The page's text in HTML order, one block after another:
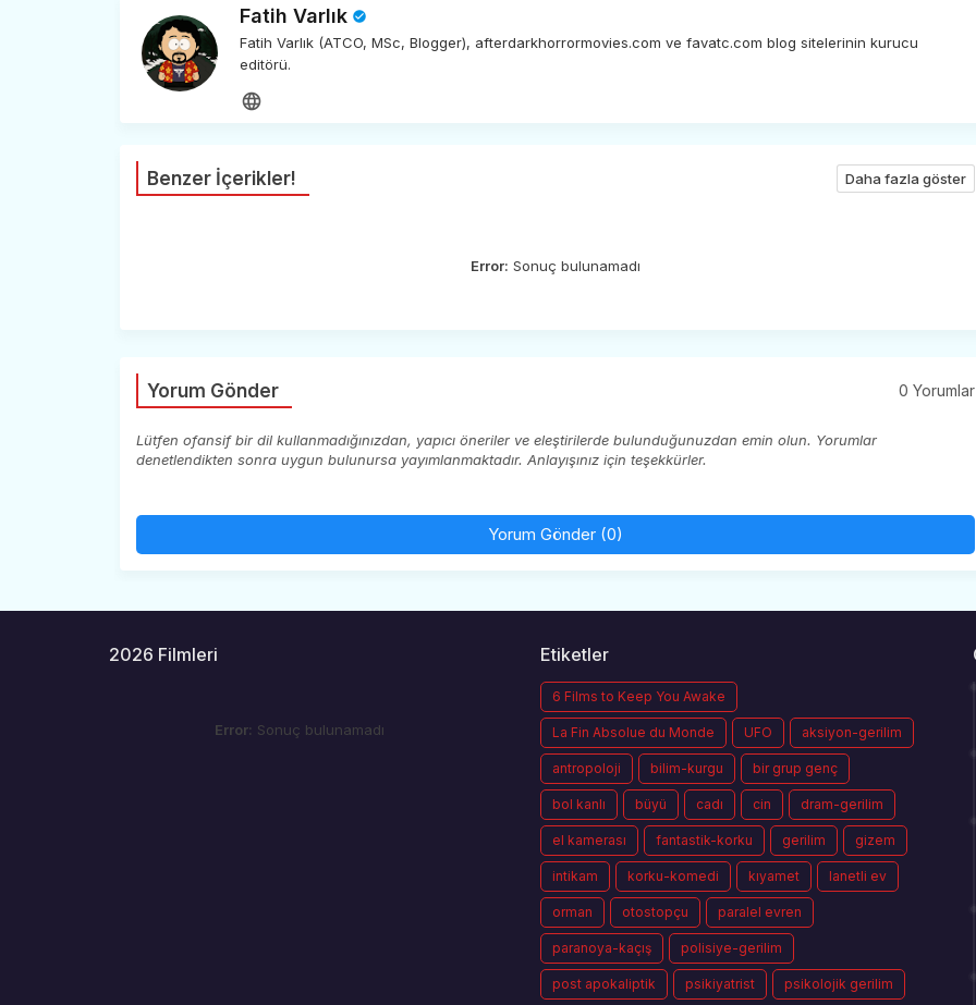
Fatih Varlık
Fatih Varlık (ATCO, MSc, Blogger), afterdarkhorrormovies.com ve favatc.com blog sitelerinin kurucu
editörü.
Benzer İçerikler! Daha fazla göster
Error: Sonuç bulunamadı
Yorum Gönder 0 Yorumlar
Lütfen ofansif bir dil kullanmadığınızdan, yapıcı öneriler ve eleştirilerde bulunduğunuzdan emin olun. Yorumlar
denetlendikten sonra uygun bulunursa yayımlanmaktadır. Anlayışınız için teşekkürler.
Yorum Gönder (0)
2026 Filmleri
Error: Sonuç bulunamadı
Etiketler
6 Films to Keep You Awake
La Fin Absolue du Monde UFO aksiyon-gerilim
antropoloji bilim-kurgu bir grup genç
bol kanlı büyü cadı cin dram-gerilim
el kamerası fantastik-korku gerilim gizem
intikam korku-komedi kıyamet lanetli ev
orman otostopçu paralel evren
paranoya-kaçış polisiye-gerilim
post apokaliptik psikiyatrist psikolojik gerilim